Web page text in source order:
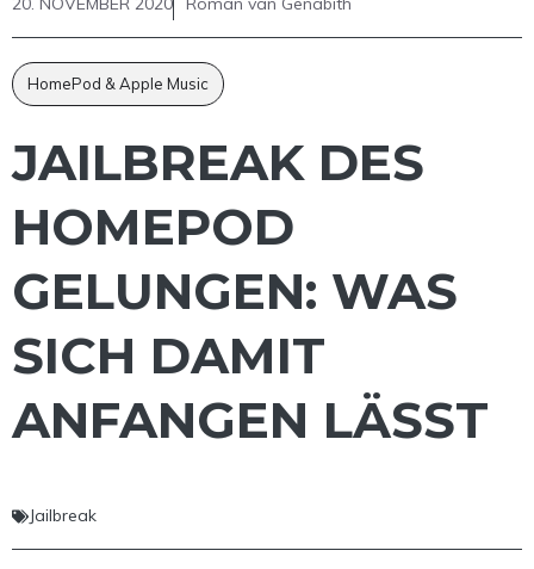
HomePod & Apple Music
JAILBREAK DES
HOMEPOD
GELUNGEN: WAS
SICH DAMIT
ANFANGEN LÄSST
Jailbreak